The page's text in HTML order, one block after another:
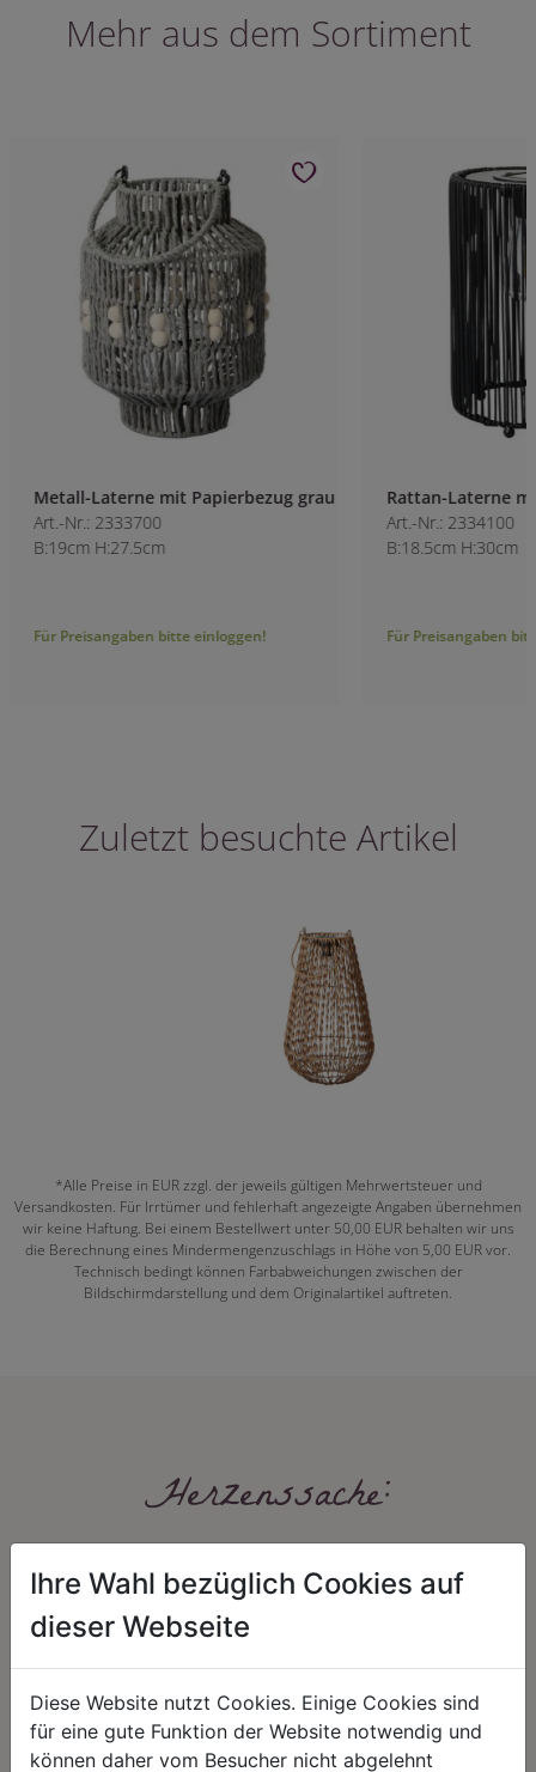
Mehr aus dem Sortiment
Metall-Laterne mit Papierbezug grau
Art.-Nr.: 2333700
B:19cm H:27.5cm
Für Preisangaben bitte einloggen!
Rattan-Laterne
Art.-Nr.: 2334100
B:18.5cm H:30cm
Für Preisangaben
Zuletzt besuchte Artikel
*Alle Preise in EUR zzgl. der jeweils gültigen Mehrwertsteuer und
Versandkosten. Für Irrtümer und fehlerhaft angezeigte Angaben übernehmen
wir keine Haftung. Bei einem Bestellwert unter 50,00 EUR behalten wir uns
die Berechnung eines Mindermengenzuschlags in Höhe von 5,00 EUR vor.
Technisch bedingt können Farbabweichungen zwischen der
Bildschirmdarstellung und dem Originalartikel auftreten.
Herzenssache:
HARMONIE
Unser Sortiment steht für ein
FAIRNESS
Nicht immer ist der günstigste Preis
Ihre Wahl bezüglich Cookies auf
dieser Webseite
Diese Website nutzt Cookies. Einige Cookies sind
für eine gute Funktion der Website notwendig und
können daher vom Besucher nicht abgelehnt